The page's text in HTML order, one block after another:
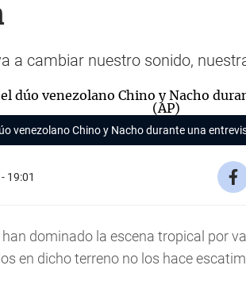
a cambiar nuestro sonido,
venezolano Chino y Nacho durante una
19:01
dominado la escena tropical por
en dicho terreno no los hace